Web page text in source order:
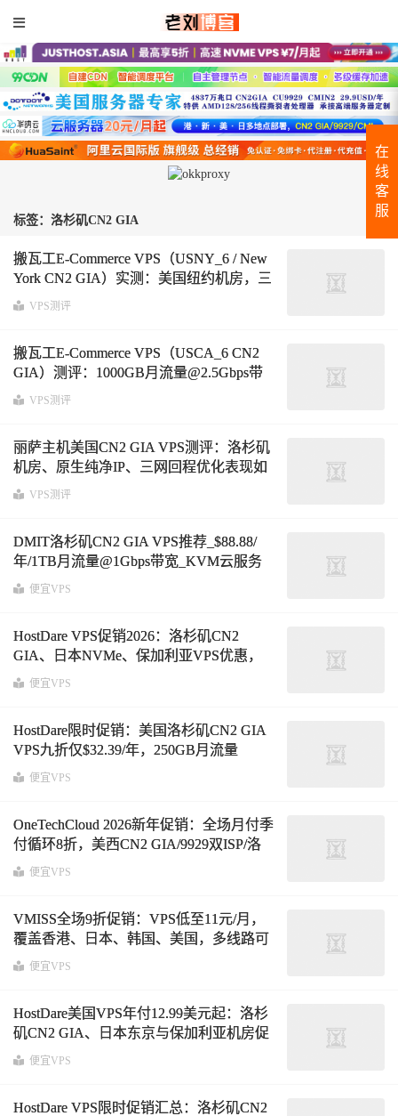
标签：洛杉矶CN2 GIA
搬瓦工E-Commerce VPS（USNY_6 / New
York CN2 GIA）实测：美国纽约机房，三
网路由与延迟深度解析
VPS测评
搬瓦工E-Commerce VPS（USCA_6 CN2
GIA）测评：1000GB月流量@2.5Gbps带
宽季付$49.99，洛杉矶多线优化网络实测
VPS测评
丽萨主机美国CN2 GIA VPS测评：洛杉矶
机房、原生纯净IP、三网回程优化表现如
何？
VPS测评
DMIT洛杉矶CN2 GIA VPS推荐_$88.88/
年/1TB月流量@1Gbps带宽_KVM云服务
器_美国CN2 GIA线路
便宜VPS
HostDare VPS促销2026：洛杉矶CN2
GIA、日本NVMe、保加利亚VPS优惠，
1TB月流量@1Gbps带宽年付$19.49
便宜VPS
HostDare限时促销：美国洛杉矶CN2 GIA
VPS九折仅$32.39/年，250GB月流量
@100Mbps带宽
便宜VPS
OneTechCloud 2026新年促销：全场月付季
付循环8折，美西CN2 GIA/9929双ISP/洛
杉矶CERA高防/香港CN2/CMI大带宽VPS
便宜VPS
VMISS全场9折促销：VPS低至11元/月，
覆盖香港、日本、韩国、美国，多线路可
选CN2 GIA/AS9929/CMIN2
便宜VPS
HostDare美国VPS年付12.99美元起：洛杉
矶CN2 GIA、日本东京与保加利亚机房促
销汇总，送双倍流量或升级100M带宽
便宜VPS
HostDare VPS限时促销汇总：洛杉矶CN2
在
线
客
服